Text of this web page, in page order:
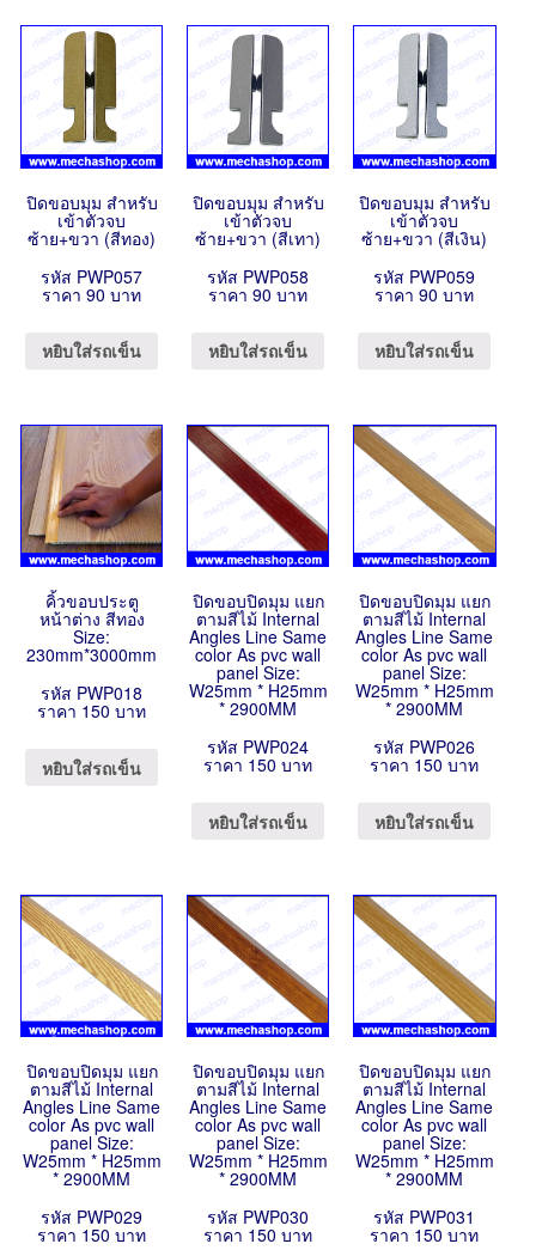
ปิดขอบมุม สำหรับ
เข้าตัวจบ
ซ้าย+ขวา (สีทอง)
รหัส PWP057
ราคา 90 บาท
หยิบใส่รถเข็น
ปิดขอบมุม สำหรับ
เข้าตัวจบ
ซ้าย+ขวา (สีเทา)
รหัส PWP058
ราคา 90 บาท
หยิบใส่รถเข็น
ปิดขอบมุม สำหรับ
เข้าตัวจบ
ซ้าย+ขวา (สีเงิน)
รหัส PWP059
ราคา 90 บาท
หยิบใส่รถเข็น
คิ้วขอบประตู
หน้าต่าง สีทอง
Size:
230mm*3000mm
รหัส PWP018
ราคา 150 บาท
หยิบใส่รถเข็น
ปิดขอบปิดมุม แยก
ตามสีไม้ Internal
Angles Line Same
color As pvc wall
panel Size:
W25mm * H25mm
* 2900MM
รหัส PWP024
ราคา 150 บาท
หยิบใส่รถเข็น
ปิดขอบปิดมุม แยก
ตามสีไม้ Internal
Angles Line Same
color As pvc wall
panel Size:
W25mm * H25mm
* 2900MM
รหัส PWP026
ราคา 150 บาท
หยิบใส่รถเข็น
ปิดขอบปิดมุม แยก
ตามสีไม้ Internal
Angles Line Same
color As pvc wall
panel Size:
W25mm * H25mm
* 2900MM
รหัส PWP029
ราคา 150 บาท
ปิดขอบปิดมุม แยก
ตามสีไม้ Internal
Angles Line Same
color As pvc wall
panel Size:
W25mm * H25mm
* 2900MM
รหัส PWP030
ราคา 150 บาท
ปิดขอบปิดมุม แยก
ตามสีไม้ Internal
Angles Line Same
color As pvc wall
panel Size:
W25mm * H25mm
* 2900MM
รหัส PWP031
ราคา 150 บาท